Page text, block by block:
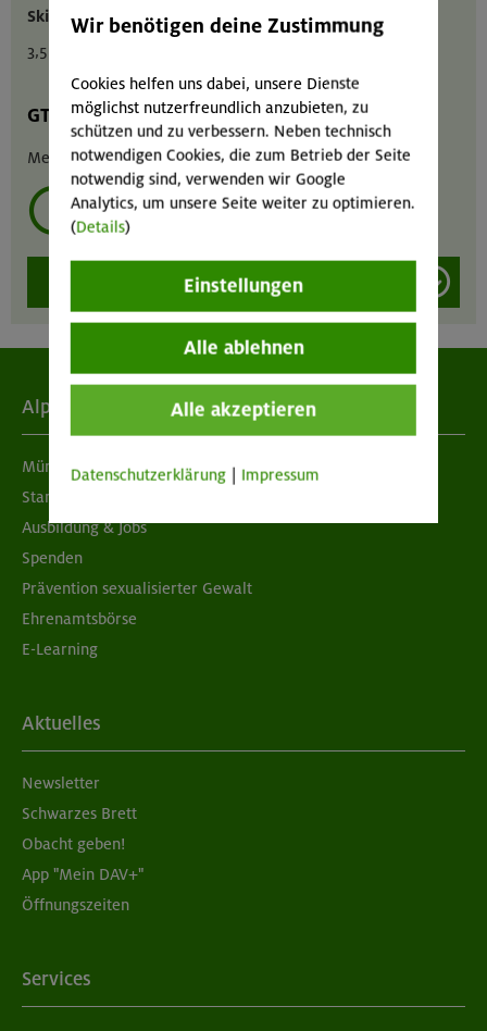
Skitourenhelm
3,5 / 1,75 / 7 € pro Tag
GT MA GIL
Menge :1
mehrmals ausleihen?
Modell/Größe
Alpenverein
München & Oberland
Standorte
Ausbildung & Jobs
Spenden
Prävention sexualisierter Gewalt
Ehrenamtsbörse
E-Learning
Aktuelles
Newsletter
Schwarzes Brett
Obacht geben!
App "Mein DAV+"
Öffnungszeiten
Services
Wir benötigen deine Zustimmung
Cookies helfen uns dabei, unsere Dienste
möglichst nutzerfreundlich anzubieten, zu
schützen und zu verbessern. Neben technisch
notwendigen Cookies, die zum Betrieb der Seite
notwendig sind, verwenden wir Google
Analytics, um unsere Seite weiter zu optimieren.
(Details)
Einstellungen
Alle ablehnen
Alle akzeptieren
Datenschutzerklärung Impressum